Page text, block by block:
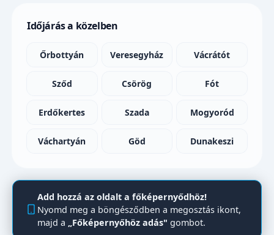
Időjárás a közelben
Őrbottyán Veresegyház Vácrátót
Sződ Csörög Fót
Erdőkertes Szada Mogyoród
Váchartyán Göd Dunakeszi
Add hozzá az oldalt a főképernyődhöz!
Nyomd meg a böngésződben a megosztás ikont,
majd a
„Főképernyőhöz adás" gombot.